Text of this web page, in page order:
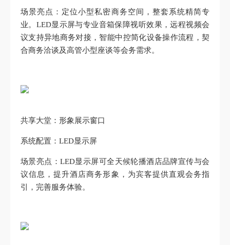
场景亮点：定位小型私密商务空间，整套系统精简专
业。LED显示屏与专业音箱保障视听效果，远程视频会
议支持异地商务对接，智能中控简化设备操作流程，契
合商务洽谈及高管小型座谈等会务需求。
共享大堂：形象展示窗口
系统配置：LED显示屏
场景亮点：LED显示屏可全天候轮播酒店品牌宣传与会
议信息，提升酒店商务形象，为宾客提供直观会务指
引，完善服务体验。